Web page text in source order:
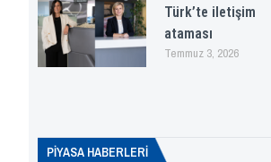
Türk’te iletişim
ataması
Temmuz 3, 2026
PİYASA HABERLERI